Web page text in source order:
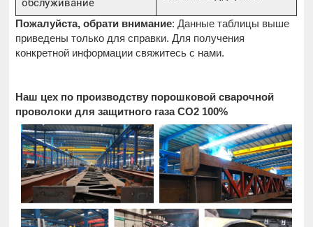
Пожалуйста, обрати внимание: Данные таблицы выше
приведены только для справки. Для получения
конкретной информации свяжитесь с нами.
Наш цех по производству порошковой сварочной
проволоки для защитного газа CO2 100%